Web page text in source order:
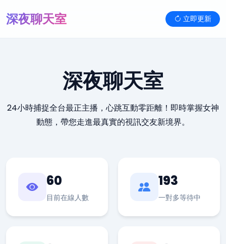
深夜聊天室 立即更新
深夜聊天室
24小時捕捉全台最正主播，心跳互動零距離！即時掌握女神
動態，帶您走進最真實的視訊交友新境界。
60
目前在線人數
193
一對多等待中